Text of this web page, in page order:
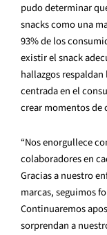
pudo determinar
snacks como una
93% de los
existir el snack
hallazgos
centrada en el
crear momentos de
“Nos enorgullece
colaboradores en
Gracias a nuestro
marcas, seguimos
Continuaremos
sorprendan a